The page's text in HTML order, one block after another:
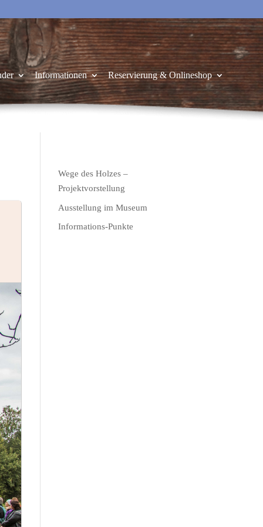
Informationen Reservierung & Onlineshop
Wege des Holzes –
Projektvorstellung
Ausstellung im Museum
Informations-Punkte